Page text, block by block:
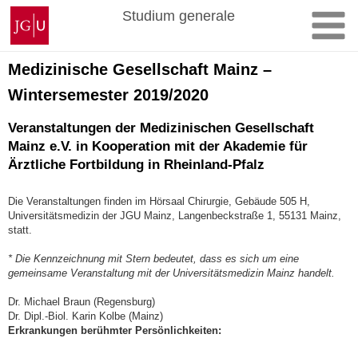
Zum
Inhalt
springen
Johannes
Gutenberg-
Universität
Mainz
Studium generale
Medizinische Gesellschaft Mainz –
Wintersemester 2019/2020
Veranstaltungen der Medizinischen Gesellschaft
Mainz e.V. in Kooperation mit der Akade­mie für
Ärztliche Fortbildung in Rheinland-Pfalz
Die Veranstaltungen finden im Hörsaal Chirur­gie, Gebäude 505 H,
Universitätsmedizin der JGU Mainz, Langenbeckstraße 1, 55131 Mainz,
statt.
* Die Kennzeichnung mit Stern bedeutet, dass es sich um eine
gemeinsame Veranstaltung mit der Universi­tätsmedizin Mainz handelt.
Dr. Michael Braun (Regensburg)
Dr. Dipl.-Biol. Karin Kolbe (Mainz)
Erkrankungen berühmter Persönlichkeiten: